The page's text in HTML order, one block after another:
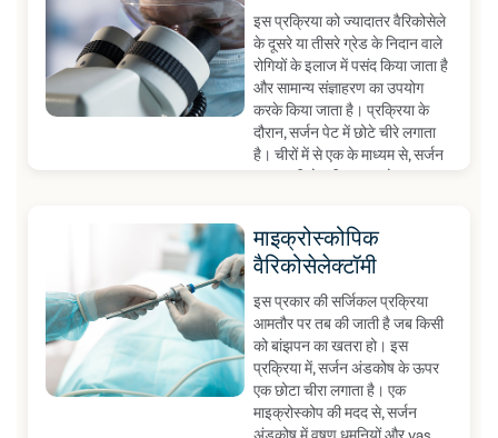
इस प्रक्रिया को ज्यादातर वैरिकोसेले
के दूसरे या तीसरे ग्रेड के निदान वाले
रोगियों के इलाज में पसंद किया जाता है
और सामान्य संज्ञाहरण का उपयोग
करके किया जाता है। प्रक्रिया के
दौरान, सर्जन पेट में छोटे चीरे लगाता
है। चीरों में से एक के माध्यम से, सर्जन
एक पतली रोशनी वाला स्कोप
फुलाता है, जिससे उन्हें आंतरिक अंगों
का स्पष्ट दृश्य देखने में मदद मिलती
हो जाने के बाद, उन्हें काट दिया जाता है
और सिरों को बंद कर दिया जाता है।
जैसे ही सिरों को सील कर दिया जाता है,
सभी उपकरण हटा दिए जाते हैं और
चीरों को टांके या क्लिप के साथ बंद कर
दिया जाता है और ड्रेसिंग लगाई जाती
माइक्रोस्कोपिक
वैरिकोसेलेक्टॉमी
इस प्रकार की सर्जिकल प्रक्रिया
आमतौर पर तब की जाती है जब किसी
को बांझपन का खतरा हो। इस
प्रक्रिया में, सर्जन अंडकोष के ऊपर
एक छोटा चीरा लगाता है। एक
माइक्रोस्कोप की मदद से, सर्जन